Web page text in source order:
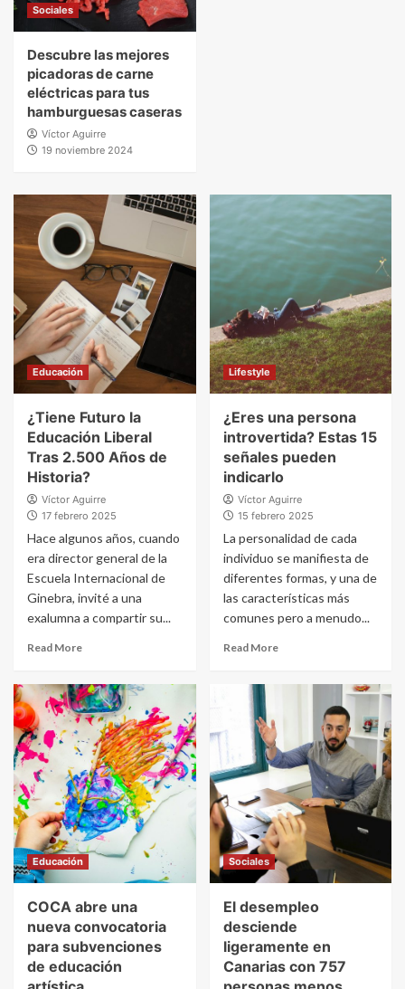
Sociales
Descubre las mejores
picadoras de carne
eléctricas para tus
hamburguesas caseras
Víctor Aguirre
19 noviembre 2024
Educación
¿Tiene Futuro la
Educación Liberal
Tras 2.500 Años de
Historia?
Víctor Aguirre
17 febrero 2025
Hace algunos años, cuando
era director general de la
Escuela Internacional de
Ginebra, invité a una
exalumna a compartir su...
Read More
Lifestyle
¿Eres una persona
introvertida? Estas 15
señales pueden
indicarlo
Víctor Aguirre
15 febrero 2025
La personalidad de cada
individuo se manifiesta de
diferentes formas, y una de
las características más
comunes pero a menudo...
Read More
Educación
COCA abre una
nueva convocatoria
para subvenciones
de educación
Sociales
El desempleo
desciende
ligeramente en
Canarias con 757